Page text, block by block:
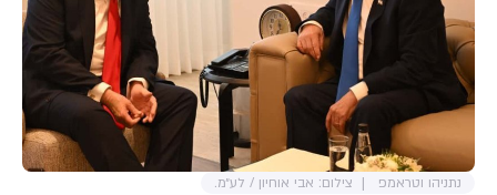
וראיות לטובת החקירה. צה״ל מגנה
בתוקף אירועים מסוג זה, לרבות
פגיעה בתושבים בניהם נשים
וילדים. צה״ל מצפה מגורמי אכיפת
החוק למצות את הדין עם
החשודים.
נתניהו וטראמפ צילום: אבי אוחיון / לע״מ.